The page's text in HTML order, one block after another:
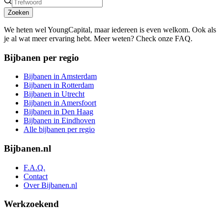
Zoeken
We heten wel YoungCapital, maar iedereen is even welkom. Ook als
je al wat meer ervaring hebt. Meer weten? Check onze FAQ.
Bijbanen per regio
Bijbanen in Amsterdam
Bijbanen in Rotterdam
Bijbanen in Utrecht
Bijbanen in Amersfoort
Bijbanen in Den Haag
Bijbanen in Eindhoven
Alle bijbanen per regio
Bijbanen.nl
F.A.Q.
Contact
Over Bijbanen.nl
Werkzoekend